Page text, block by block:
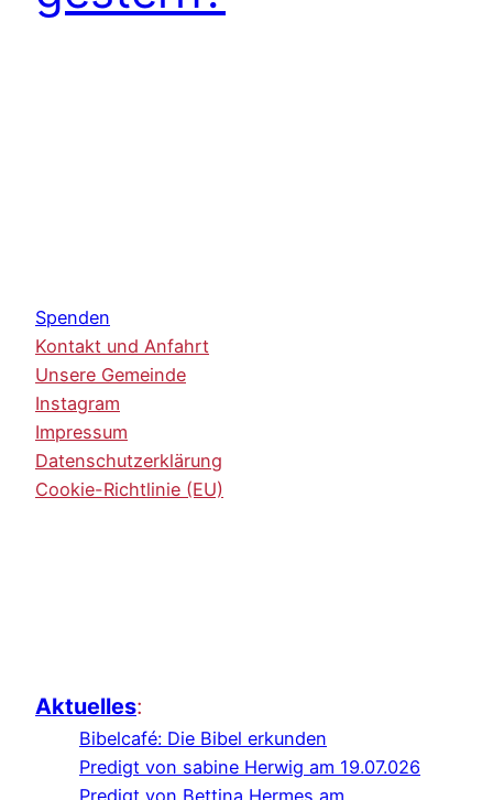
Spenden
Kontakt und Anfahrt
Unsere Gemeinde
Instagram
Impressum
Datenschutzerklärung
Cookie-Richtlinie (EU)
Aktuelles:
Bibelcafé: Die Bibel erkunden
Predigt von sabine Herwig am 19.07.026